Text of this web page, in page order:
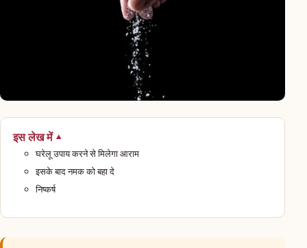
इस लेख में
घरेलू उपाय करने से मिलेगा आराम
इसके बाद नमक को बहा दे
निष्कर्ष